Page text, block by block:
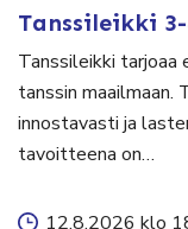
Tanssileikki
Tanssileikki tarjoaa
tanssin
innostavasti ja
tavoitteena on…
12.8.2026 klo